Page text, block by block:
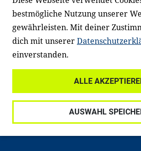
Newsletter
Facebook
Datenschutz
Haftungsausschluss
Impressum
bestmögliche Nutzung unserer
gewährleisten. Mit deiner
dich mit unserer
einverstanden.
ALLE
AUSWAHL